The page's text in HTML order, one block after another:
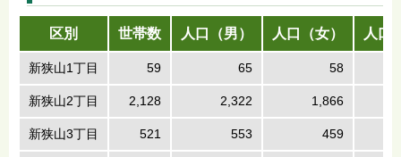
区別 世帯数 人口（男） 人口（女） 人口
新狭山1丁目 59 65 58
新狭山2丁目 2,128 2,322 1,866
新狭山3丁目 521 553 459